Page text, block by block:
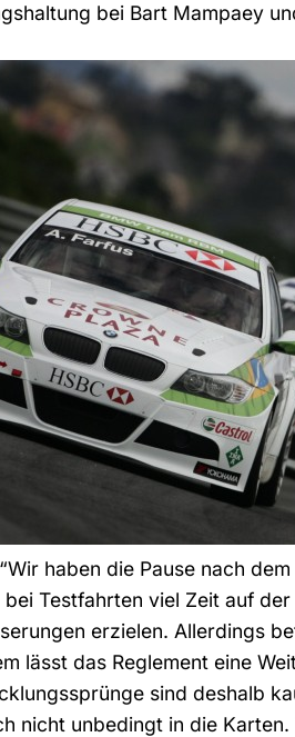
bei Bart Mampaey
haben die Pause nach
bei Testfahrten viel Zeit auf
erzielen. Allerdings
lässt das Reglement eine
sind deshalb
nicht unbedingt in die